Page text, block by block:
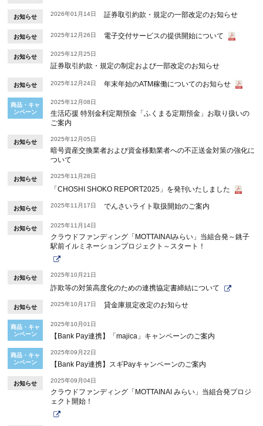
お知らせ 2026年01月14日 証券取引約款・規定の一部改定のお知らせ
お知らせ 2025年12月26日 電子交付サービスの提供開始について
お知らせ 2025年12月25日
証券取引約款・規定の制定および一部改定のお知らせ
お知らせ 2025年12月24日 年末年始のATM稼働についてのお知らせ
商品・キャ
ンペーン
2025年12月08日
生活応援 特別金利定期預金「ふくまる定期預金」お取り扱いの
ご案内
お知らせ 2025年12月05日
暗号資産交換業者および資金移動業者への不正送金対策の強化に
ついて
お知らせ 2025年11月28日
「CHOSHI SHOKO REPORT2025」を発刊いたしました
お知らせ 2025年11月17日 でんさいライト取扱開始のご案内
お知らせ 2025年11月14日
クラウドファンディング「MOTTAINAIみらい」当組合発～銚子
駅前イルミネーションプロジェクト～スタート！
お知らせ 2025年10月21日
詐欺等の対策高度化のための連携協定書締結について
お知らせ 2025年10月17日 貸金庫規定改定のお知らせ
商品・キャ
ンペーン
2025年10月01日
【Bank Pay連携】「majica」キャンペーンのご案内
商品・キャ
ンペーン
2025年09月22日
【Bank Pay連携】スギPayキャンペーンのご案内
お知らせ 2025年09月04日
クラウドファンディング「MOTTAINAI みらい」当組合発プロジ
ェクト開始！